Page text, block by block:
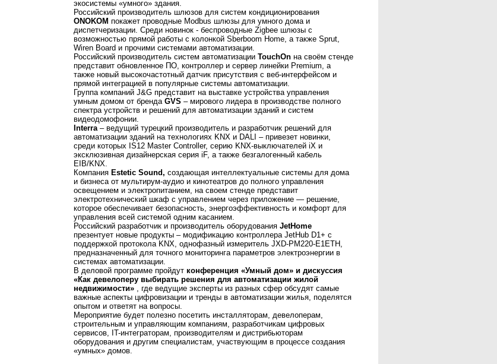
экосистемы «умного» здания.
Российский производитель шлюзов для систем кондиционирования
ONOKOM покажет проводные Modbus шлюзы для умного дома и
диспетчеризации. Среди новинок - беспроводные Zigbee шлюзы с
возможностью прямой работы с колонкой Sberboom Home, а также Sprut,
Wiren Board и прочими системами автоматизации.
Российский производитель систем автоматизации TouchOn на своём стенде
представит обновленное ПО, контроллер и сервер линейки Premium, а
также новый высокочастотный датчик присутствия с веб-интерфейсом и
прямой интеграцией в популярные системы автоматизации.
Группа компаний J&G представит на выставке устройства управления
умным домом от бренда GVS – мирового лидера в производстве полного
спектра устройств и решений для автоматизации зданий и систем
видеодомофонии.
Interra– ведущий турецкий производитель и разработчик решений для
автоматизации зданий на технологиях KNX и DALI – привезет новинки,
среди которых IS12 Master Controller, серию KNX-выключателей iX и
эксклюзивная дизайнерская серия iF, а также безгалогенный кабель
EIB/KNX.
Компания Estetic Sound, создающая интеллектуальные системы для дома
и бизнеса от мультирум-аудио и кинотеатров до полного управления
освещением и электропитанием, на своем стенде представит
электротехнический шкаф с управлением через приложение — решение,
которое обеспечивает безопасность, энергоэффективность и комфорт для
управления всей системой одним касанием.
Российский разработчик и производитель оборудования JetHome
презентует новые продукты – модификацию контроллера JetHub D1+ с
поддержкой протокола KNX, однофазный измеритель JXD-PM220-E1ETH,
предназначенный для точного мониторинга параметров электроэнергии в
системах автоматизации.
В деловой программе пройдут конференция «Умный дом» и дискуссия
«Как девелоперу выбирать решения для автоматизации жилой
недвижимости» , где ведущие эксперты из разных сфер обсудят самые
важные аспекты цифровизации и тренды в автоматизации жилья, поделятся
опытом и ответят на вопросы.
Мероприятие будет полезно посетить инсталляторам, девелоперам,
строительным и управляющим компаниям, разработчикам цифровых
сервисов, IT-интеграторам, производителям и дистрибьюторам
оборудования и другим специалистам, участвующим в процессе создания
«умных» домов.